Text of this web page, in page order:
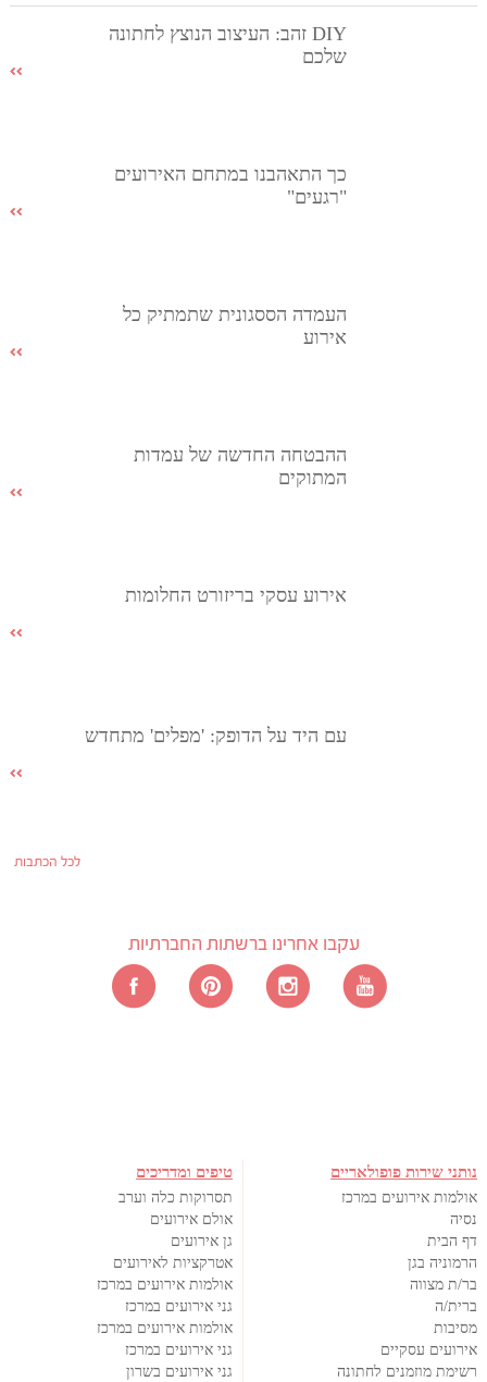
DIY זהב: העיצוב הנוצץ לחתונה
שלכם
כך התאהבנו במתחם האירועים
"רגעים"
העמדה הססגונית שתמתיק כל
אירוע
ההבטחה החדשה של עמדות
המתוקים
אירוע עסקי בריזורט החלומות
עם היד על הדופק: 'מפלים' מתחדש
לכל הכתבות
עקבו אחרינו ברשתות החברתיות
נותני שירות פופולאריים
אולמות אירועים במרכז
נסיה
דף הבית
הרמוניה בגן
בר/ת מצווה
ברית/ה
מסיבות
אירועים עסקיים
רשימת מוזמנים לחתונה
טיפים ומדריכים
תסרוקות כלה וערב
אולם אירועים
גן אירועים
אטרקציות לאירועים
אולמות אירועים במרכז
גני אירועים במרכז
אולמות אירועים במרכז
גני אירועים במרכז
גני אירועים בשרון